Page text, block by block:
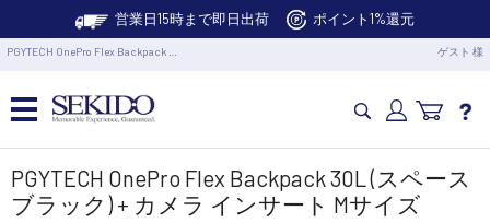
営業日15時まで即日出荷 ポイント1%還元
PGYTECH OnePro Flex Backpack … ゲスト 様
カメラドローン・生活家電
PGYTECH OnePro Flex Backpack 30L (スペース
ブラック) + カメラ インサート Mサイズ